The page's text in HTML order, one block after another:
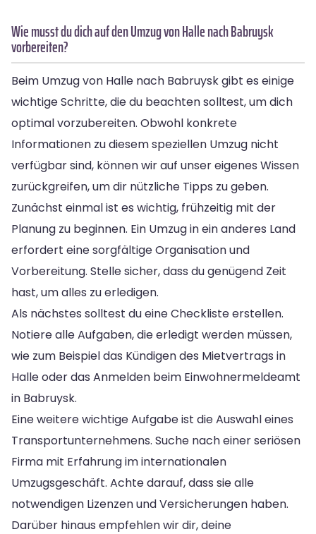
Wie musst du dich auf den Umzug von Halle nach Babruysk
vorbereiten?
Beim Umzug von Halle nach Babruysk gibt es einige
wichtige Schritte, die du beachten solltest, um dich
optimal vorzubereiten. Obwohl konkrete
Informationen zu diesem speziellen Umzug nicht
verfügbar sind, können wir auf unser eigenes Wissen
zurückgreifen, um dir nützliche Tipps zu geben.
Zunächst einmal ist es wichtig, frühzeitig mit der
Planung zu beginnen. Ein Umzug in ein anderes Land
erfordert eine sorgfältige Organisation und
Vorbereitung. Stelle sicher, dass du genügend Zeit
hast, um alles zu erledigen.
Als nächstes solltest du eine Checkliste erstellen.
Notiere alle Aufgaben, die erledigt werden müssen,
wie zum Beispiel das Kündigen des Mietvertrags in
Halle oder das Anmelden beim Einwohnermeldeamt
in Babruysk.
Eine weitere wichtige Aufgabe ist die Auswahl eines
Transportunternehmens. Suche nach einer seriösen
Firma mit Erfahrung im internationalen
Umzugsgeschäft. Achte darauf, dass sie alle
notwendigen Lizenzen und Versicherungen haben.
Darüber hinaus empfehlen wir dir, deine